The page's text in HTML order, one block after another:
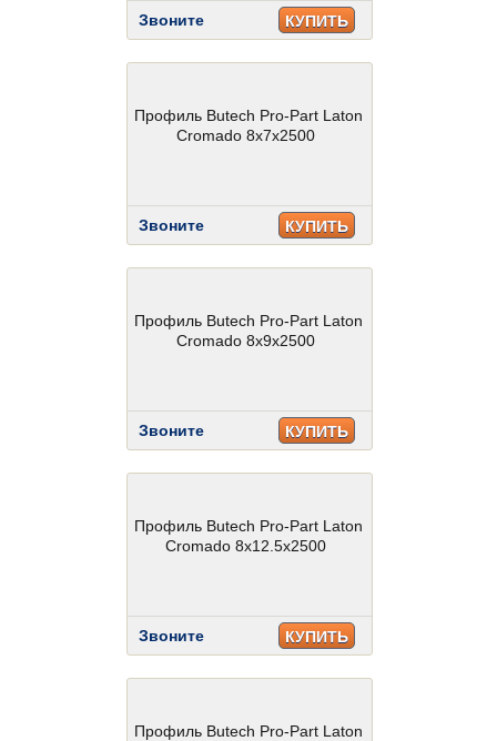
Звоните КУПИТЬ
Профиль Butech Pro-Part Laton
Cromado 8x7x2500
Звоните КУПИТЬ
Профиль Butech Pro-Part Laton
Cromado 8x9x2500
Звоните КУПИТЬ
Профиль Butech Pro-Part Laton
Cromado 8x12.5x2500
Звоните КУПИТЬ
Профиль Butech Pro-Part Laton